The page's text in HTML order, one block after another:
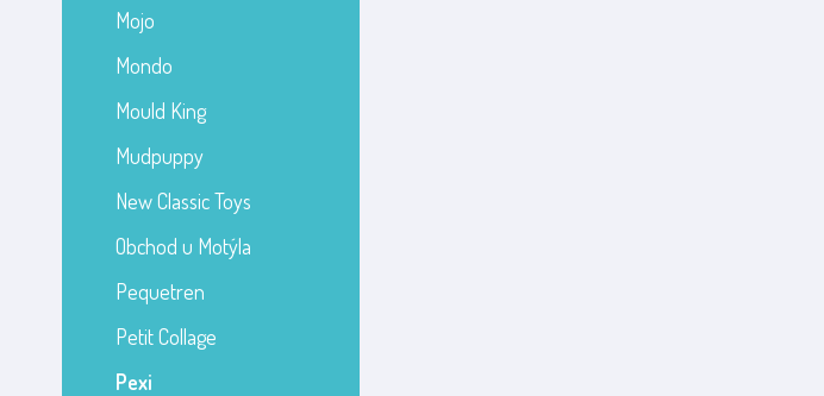
Mojo
Mondo
Mould King
Mudpuppy
New Classic Toys
Obchod u Motýla
Pequetren
Petit Collage
Pexi